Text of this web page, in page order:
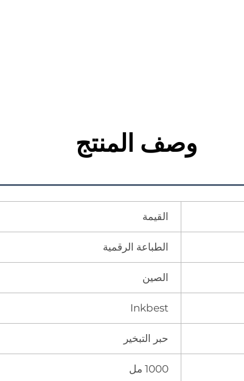
وصف المنتج
القيمة
الطباعة الرقمية
الصين
Inkbest
حبر التبخير
1000 مل